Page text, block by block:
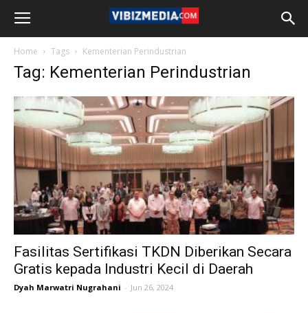
Home Tags Kementerian Perindustrian
Tag: Kementerian Perindustrian
Fasilitas Sertifikasi TKDN Diberikan Secara
Gratis kepada Industri Kecil di Daerah
Dyah Marwatri Nugrahani - Jun 26, 2024